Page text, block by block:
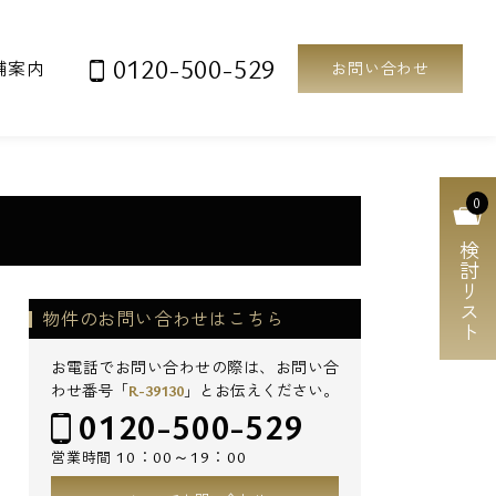
案内 0120-500-529 お問い合わせ
0
検討リスト
物件のお問い合わせはこちら
お電話でお問い合わせの際は、お問い合
わせ番号「R-39130 」とお伝えください。
0120-500-529
営業時間 10：00～19：00